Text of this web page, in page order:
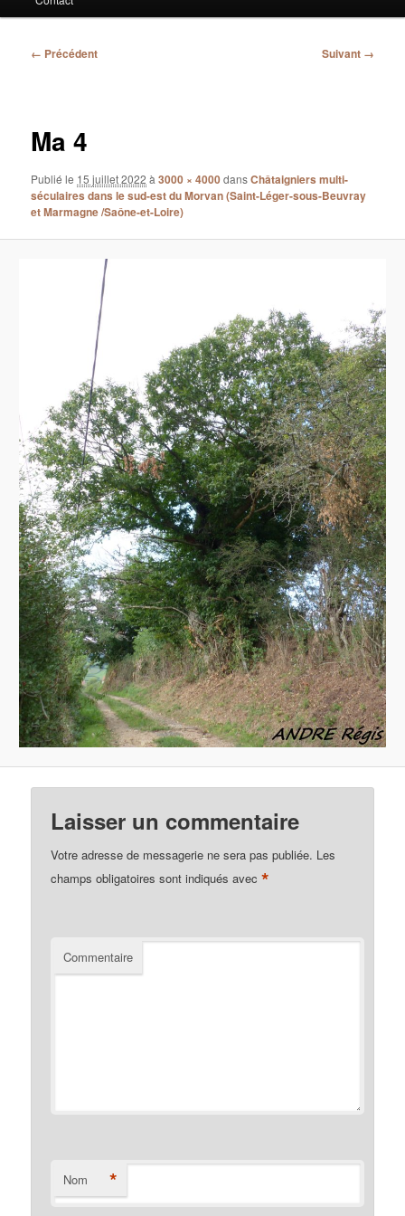
Navigation
← Précédent Suivant →
Ma 4
Publié le 15 juillet 2022 à3000 × 4000dansChâtaigniers multi-
séculaires dans le sud-est du Morvan (Saint-Léger-sous-Beuvray
et Marmagne /Saône-et-Loire)
Laisser un commentaire
Votre adresse de messagerie ne sera pas publiée. Les
champs obligatoires sont indiqués avec*
Commentaire
Nom *